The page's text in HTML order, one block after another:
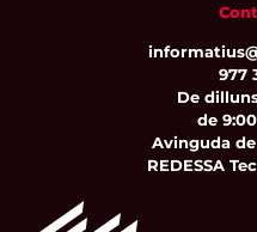
977
De
de
Avinguda
REDESSA